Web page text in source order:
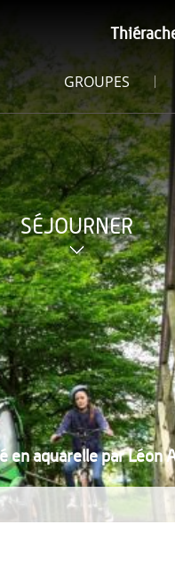
GROUPES
SÉJOURNER
aquarelle par Léon